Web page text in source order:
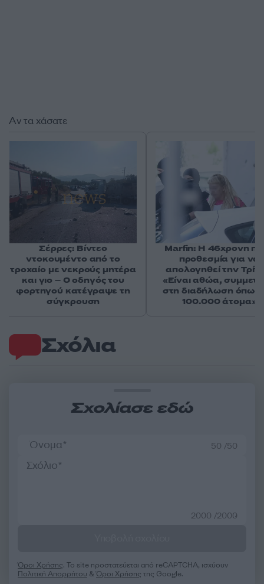
Σχόλια
Σχολίασε εδώ
50 /50
2000 /2000
Όροι Χρήσης. Το site προστατεύεται από reCAPTCHA, ισχύουν
Πολιτική Απορρήτου &Όροι Χρήσης της Google.
Αν τα χάσατε
Σέρρες: Βίντεο
ντοκουμέντο από το
τροχαίο με νεκρούς μητέρα
και γιο – Ο οδηγός του
φορτηγού κατέγραψε τη
σύγκρουση
Marfin: Η 46χρονη
προθεσμία για να
απολογηθεί την
«Είναι αθώα,
στη διαδήλωση όπως
100.000 άτομα»